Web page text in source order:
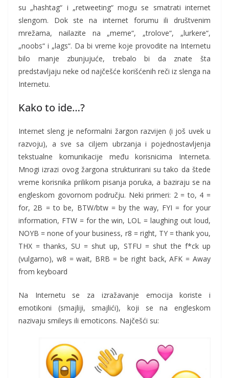
su „hashtag“ i „retweeting“ mogu se smatrati internet
slengom. Dok ste na internet forumu ili društvenim
mrežama, nailazite na „meme“, „trolove“, „lurkere“,
„noobs“ i „lags“. Da bi vreme koje provodite na Internetu
bilo manje zbunjujuće, trebalo bi da znate šta
predstavljaju neke od najčešće korišćenih reči iz slenga na
Internetu.
Kako to ide…?
Internet sleng je neformalni žargon razvijen (i još uvek u
razvoju), a sve sa ciljem ubrzanja i pojednostavljenja
tekstualne komunikacije među korisnicima Interneta.
Mnogi izrazi ovog žargona strukturirani su tako da štede
vreme korisnika prilikom pisanja poruka, a baziraju se na
engleskom govornom području. Neki primeri: 2 = to, 4 =
for, 2B = to be, BTW/btw = by the way, FYI = for your
information, FTW = for the win, LOL = laughing out loud,
NOYB = none of your business, r8 = right, TY = thank you,
THX = thanks, SU = shut up, STFU = shut the f*ck up
(vulgarno), w8 = wait, BRB = be right back, AFK = Away
from keyboard
Na Internetu se za izražavanje emocija koriste i
emotikoni (smajliji, smajlići), koji se na engleskom
nazivaju smileys ili emoticons. Najčešći su: